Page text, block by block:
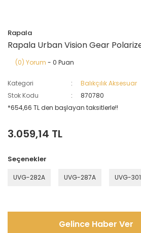
Rapala
Rapala Urban Vision Gear
(0) Yorum - 0 Puan
Kategori
Balıkçılık Aksesuar
Stok Kodu
870780
*654,66 TL den başlayan taksitlerle!!
3.059,14 TL
Seçenekler
UVG-282A UVG-287A UVG-
Gelince Haber Ver